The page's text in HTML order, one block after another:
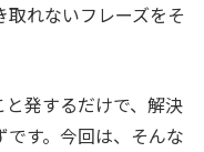
れないフレーズをそ
と発するだけで、解決
す。今回は、そんな